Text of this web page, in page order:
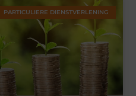
PARTICULIERE DIENSTVERLENING